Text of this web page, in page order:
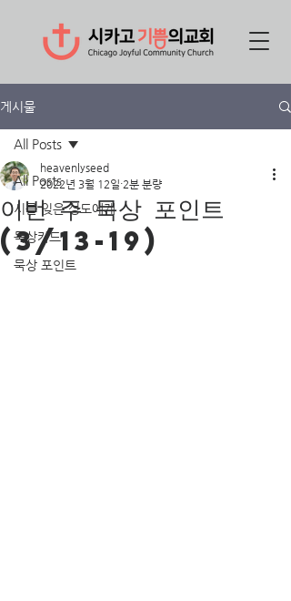
게시물
All Posts
시를 잊은 성도에게
묵상카드
묵상 포인트
All Posts
이번 주 묵상 포인트
(3/13-19)
heavenlyseed
2022년 3월 12일 2분 분량